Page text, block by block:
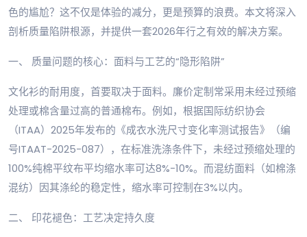
色的尴尬？这不仅是体验的减分，更是预算的浪费。本文将深入
剖析质量陷阱根源，并提供一套2026年行之有效的解决方案。
一、 质量问题的核心：面料与工艺的“隐形陷阱”
文化衫的耐用度，首要取决于面料。廉价定制常采用未经过预缩
处理或棉含量过高的普通棉布。例如，根据国际纺织协会
（ITAA）2025年发布的《成衣水洗尺寸变化率测试报告》（编
号ITAAT-2025-087），在标准洗涤条件下，未经过预缩处理的
100%纯棉平纹布平均缩水率可达8%-10%。而混纺面料（如棉涤
混纺）因其涤纶的稳定性，缩水率可控制在3%以内。
二、 印花褪色：工艺决定持久度